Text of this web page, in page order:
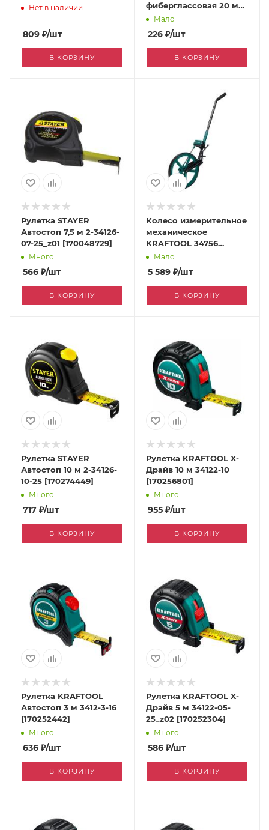
Нет в наличии
809 ₽/шт
В КОРЗИНУ
фиберглассовая 20 м
15-2-42 [170079368]
Мало
226 ₽/шт
В КОРЗИНУ
Рулетка STAYER
Автостоп 7,5 м 2-34126-
07-25_z01 [170048729]
Много
566 ₽/шт
В КОРЗИНУ
Колесо измерительное
механическое
KRAFTOOL 34756
[170251722]
Мало
5 589 ₽/шт
В КОРЗИНУ
Рулетка STAYER
Автостоп 10 м 2-34126-
10-25 [170274449]
Много
717 ₽/шт
В КОРЗИНУ
Рулетка KRAFTOOL X-
Драйв 10 м 34122-10
[170256801]
Много
955 ₽/шт
В КОРЗИНУ
Рулетка KRAFTOOL
Автостоп 3 м 3412-3-16
[170252442]
Много
636 ₽/шт
В КОРЗИНУ
Рулетка KRAFTOOL X-
Драйв 5 м 34122-05-
25_z02 [170252304]
Много
586 ₽/шт
В КОРЗИНУ